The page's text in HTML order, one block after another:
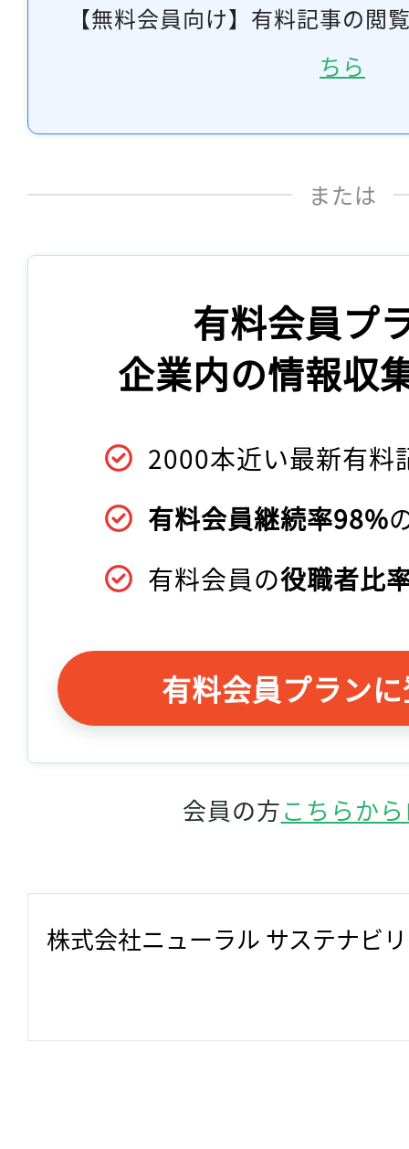
【無料会員向け】有料記事の閲
ちら
または
有料会員プ
企業内の情報収
2000本近い最新有料
有料会員継続率98%
有料会員の役職者比
有料会員プラン
会員の方こちらか
株式会社ニューラル サステナビ